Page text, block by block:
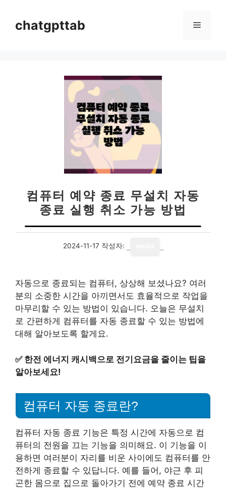
chatgpttab 메
컴퓨터 예약 종료 무설치 자동
종료 실행 취소 가능 방법
2024-11-17 작성자:
자동으로 종료되는 컴퓨터, 상상해 보셨나요? 여러
분의 소중한 시간을 아끼면서도 효율적으로 작업을
마무리할 수 있는 방법이 있습니다. 오늘은 무설치
로 간편하게 컴퓨터를 자동 종료할 수 있는 방법에
대해 알아보도록 할게요.
✅ 한전 에너지 캐시백으로 전기요금을 줄이는 팁을
알아보세요!
컴퓨터 자동 종료란?
컴퓨터 자동 종료 기능은 특정 시간에 자동으로 컴
퓨터의 전원을 끄는 기능을 의미해요. 이 기능을 이
용하면 여러분이 자리를 비운 사이에도 컴퓨터를 안
전하게 종료할 수 있답니다. 예를 들어, 야근 후 피
곤한 몸으로 집으로 돌아가기 전에 예약 종료 시간